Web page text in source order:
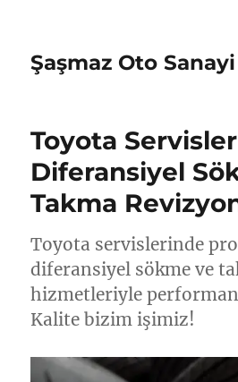
Şaşmaz Oto
Toyota
Diferansiyel
Takma
Toyota servislerinde
diferansiyel sökme ve
hizmetleriyle
Kalite bizim işimiz!